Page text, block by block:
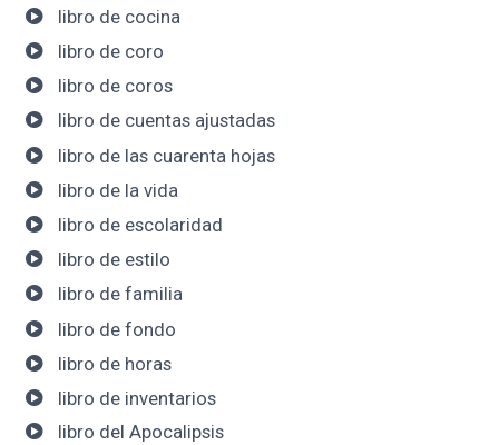
libro de cocina
libro de coro
libro de coros
libro de cuentas ajustadas
libro de las cuarenta hojas
libro de la vida
libro de escolaridad
libro de estilo
libro de familia
libro de fondo
libro de horas
libro de inventarios
libro del Apocalipsis